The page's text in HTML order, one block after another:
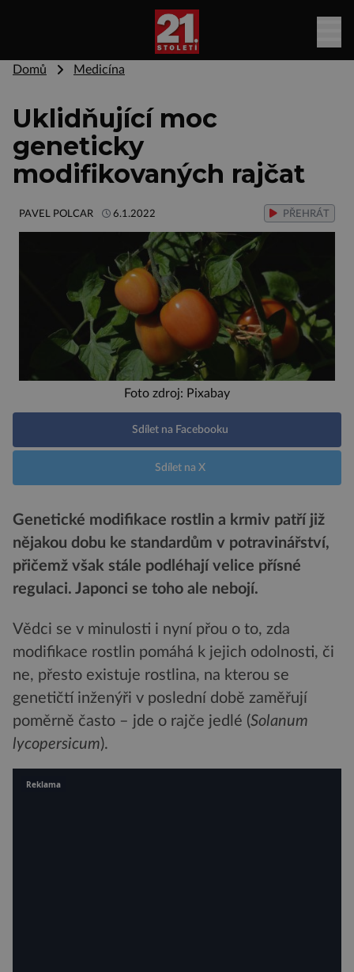
Domů Medicína
Uklidňující moc
geneticky
modifikovaných rajčat
PAVEL POLCAR 6.1.2022 PŘEHRÁT
Foto zdroj: Pixabay
Sdílet na Facebooku
Sdílet na X
Genetické modifikace rostlin a krmiv patří již
nějakou dobu ke standardům v potravinářství,
přičemž však stále podléhají velice přísné
regulaci. Japonci se toho ale nebojí.
Vědci se v minulosti i nyní přou o to, zda
modifikace rostlin pomáhá k jejich odolnosti, či
ne, přesto existuje rostlina, na kterou se
genetičtí inženýři v poslední době zaměřují
poměrně často – jde o rajče jedlé (Solanum
lycopersicum).
Reklama